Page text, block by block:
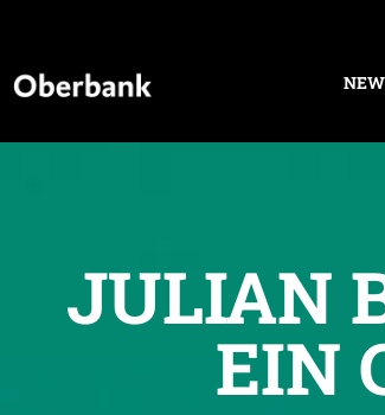
JULIAN
EIN